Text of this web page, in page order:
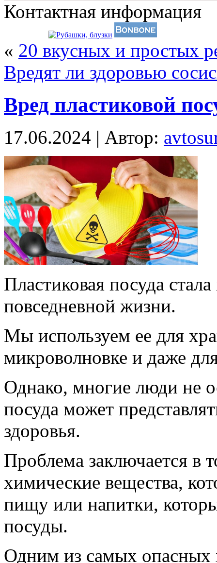
Контактная информация
« 20 вкусных и простых
Вредят ли здоровью
Вред пластиковой
17.06.2024 | Автор:
Пластиковая посуда
повседневной жизни.
Мы используем ее для
микроволновке и даже
Однако, многие люди не
посуда может
здоровья.
Проблема заключается в
химические вещества,
пищу или напитки,
посуды.
Одним из самых опасных